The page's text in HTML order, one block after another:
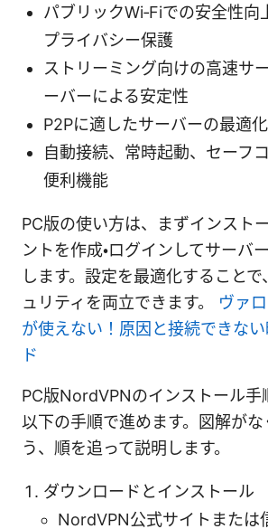
パブリックWi‑Fiでの安全性向
プライバシー保護
ストリーミング向けの高速サ
ーバーによる安定性
P2Pに適したサーバーの最適化
自動接続、常時起動、セーフ
便利機能
PC版の使い方は、まずインスト
ントを作成・ログインしてサーバ
します。設定を最適化すること
ュリティを両立できます。 ヴァ
が使えない！原因と接続できな
ド
PC版NordVPNのインストール手
以下の手順で進めます。図解がな
う、順を追って説明します。
ダウンロードとインストール
NordVPN公式サイトまたは